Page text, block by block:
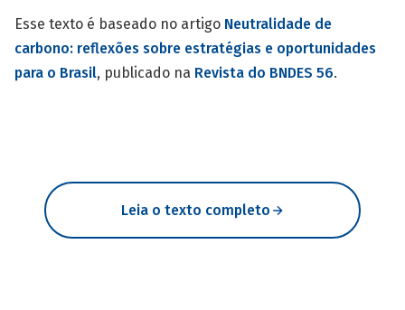
Esse texto é baseado no artigo Neutralidade de
carbono: reflexões sobre estratégias e oportunidades
para o Brasil, publicado na Revista do BNDES 56.
Leia o texto completo